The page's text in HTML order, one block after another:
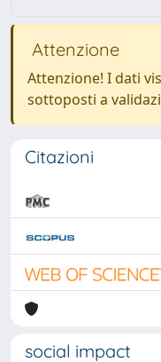
Attenzione
Attenzione! I dati
sottoposti a
Citazioni
social impact